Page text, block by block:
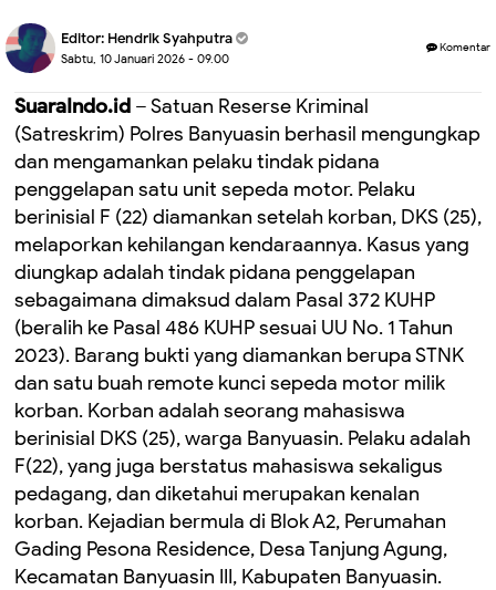
Editor: Hendrik Syahputra
Sabtu, 10 Januari 2026 - 09.00
Komentar
SuaraIndo.id – Satuan Reserse Kriminal
(Satreskrim) Polres Banyuasin berhasil mengungkap
dan mengamankan pelaku tindak pidana
penggelapan satu unit sepeda motor. Pelaku
berinisial F (22) diamankan setelah korban, DKS (25),
melaporkan kehilangan kendaraannya. Kasus yang
diungkap adalah tindak pidana penggelapan
sebagaimana dimaksud dalam Pasal 372 KUHP
(beralih ke Pasal 486 KUHP sesuai UU No. 1 Tahun
2023). Barang bukti yang diamankan berupa STNK
dan satu buah remote kunci sepeda motor milik
korban. Korban adalah seorang mahasiswa
berinisial DKS (25), warga Banyuasin. Pelaku adalah
F(22), yang juga berstatus mahasiswa sekaligus
pedagang, dan diketahui merupakan kenalan
korban. Kejadian bermula di Blok A2, Perumahan
Gading Pesona Residence, Desa Tanjung Agung,
Kecamatan Banyuasin III, Kabupaten Banyuasin.